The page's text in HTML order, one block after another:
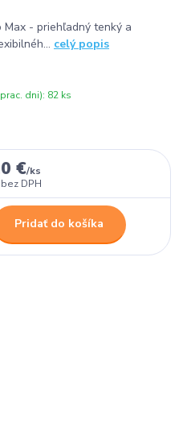
Max - priehľadný tenký a
celý popis
dni): 82 ks
€/ks
bez DPH
Pridať do košíka